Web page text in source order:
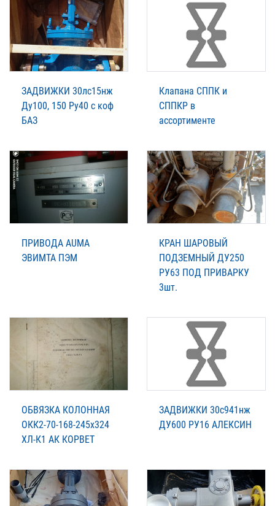
ЗАДВИЖКИ 30лс15нж
Ду100, 150 Ру40 с коф
БАЗ
Клапана СППК и
СППКР в
ассортименте
ПРИВОДА AUMA
ЭВИМТА ПЭМ
КРАН ШАРОВЫЙ
ПОДЗЕМНЫЙ ДУ250
РУ63 ПОД ПРИВАРКУ
3шт.
ОБВЯЗКА КОЛОННАЯ
ОКК2-70-168-245х324
ХЛ-К1 АК КОРВЕТ
ЗАДВИЖКИ 30с941нж
ДУ600 РУ16 АЛЕКСИН